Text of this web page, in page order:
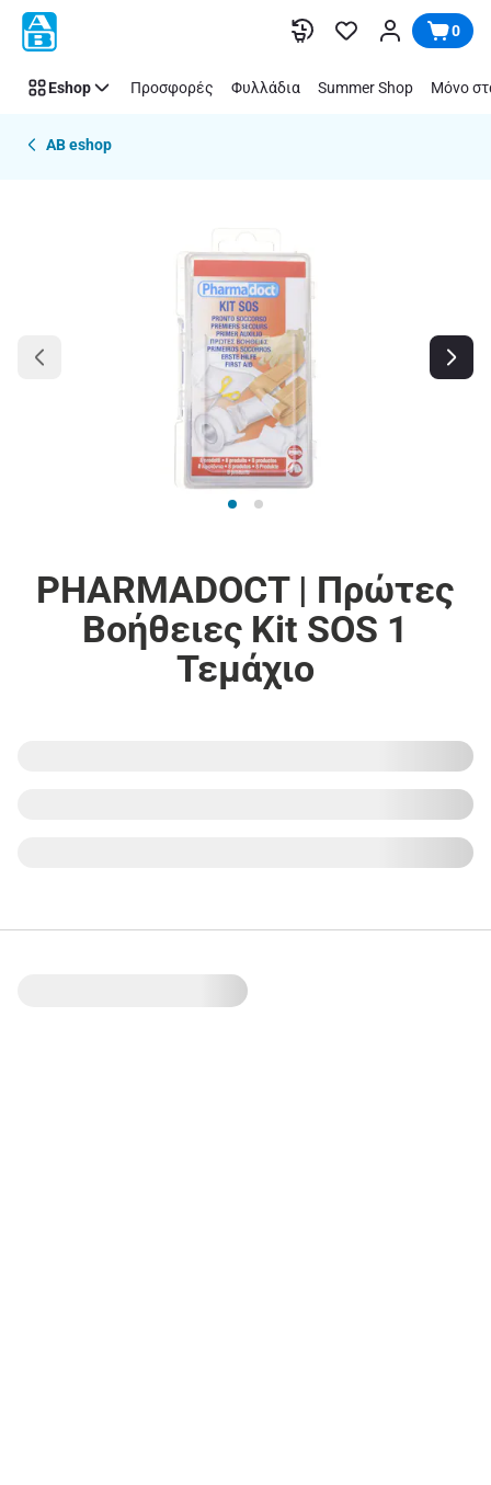
Παράλειψη 0
Eshop Προσφορές Φυλλάδια Summer Shop Μόνο
AB eshop
PHARMADOCT | Πρώτες
Βοήθειες Kit SOS 1
Τεμάχιο